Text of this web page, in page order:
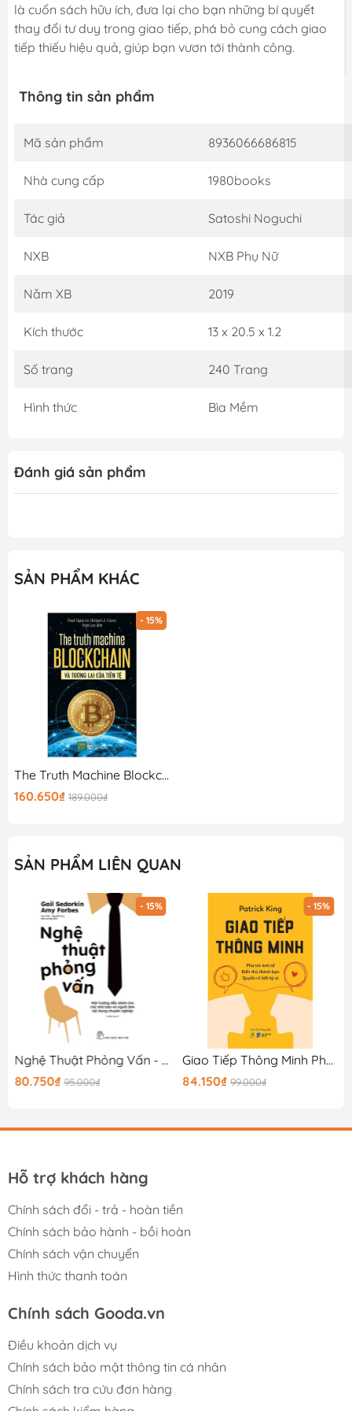
là cuốn sách hữu ích, đưa lại cho bạn những bí quyết
thay đổi tư duy trong giao tiếp, phá bỏ cung cách giao
tiếp thiếu hiệu quả, giúp bạn vươn tới thành công.
Thông tin sản phẩm
Mã sản phẩm 8936066686815
Nhà cung cấp 1980books
Tác giả Satoshi Noguchi
NXB NXB Phụ Nữ
Năm XB 2019
Kích thước 13 x 20.5 x 1.2
Số trang 240 Trang
Hình thức Bìa Mềm
Đánh giá sản phẩm
SẢN PHẨM KHÁC
- 15%
The Truth Machine Blockchain Và Tương Lai Của Tiền Tệ
160.650₫ 189.000₫
SẢN PHẨM LIÊN QUAN
- 15%
Nghệ Thuật Phỏng Vấn - Một Hướng Dẫn Dành Cho Các Nhà Báo Và Người Viết Chuyên Nghiệp
80.750₫ 95.000₫
- 15%
Giao Tiếp Thông Minh Pha Trò Tinh Tế Biến Thù Thành Bạn Quyến Rũ Bất Kỳ Ai
84.150₫ 99.000₫
Hỗ trợ khách hàng
Chính sách đổi - trả - hoàn tiền
Chính sách bảo hành - bồi hoàn
Chính sách vận chuyển
Hình thức thanh toán
Chính sách Gooda.vn
Điều khoản dịch vụ
Chính sách bảo mật thông tin cá nhân
Chính sách tra cứu đơn hàng